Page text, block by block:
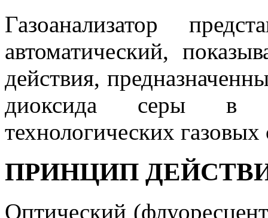
Газоанализатор
автоматический,
действия,
диоксида серы в
технологических газовых
ПРИНЦИП
Оптический